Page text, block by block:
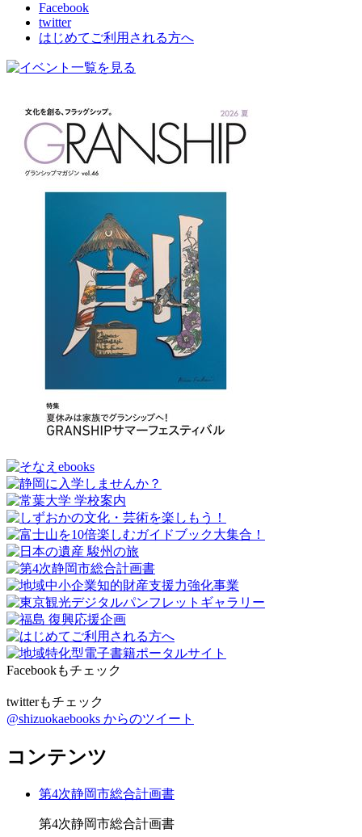
Facebook
twitter
はじめてご利用される方へ
Facebookもチェック
twitterもチェック
@shizuokaebooks からのツイート
コンテンツ
第4次静岡市総合計画書
第4次静岡市総合計画書